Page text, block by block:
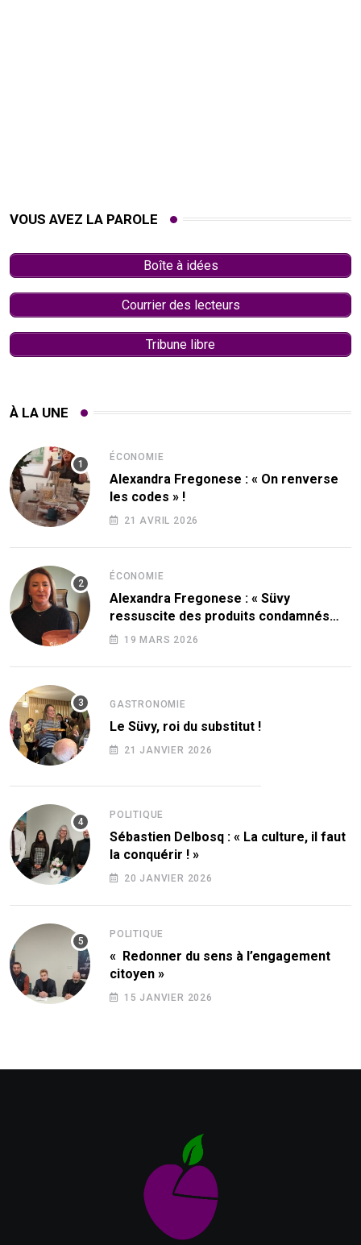
VOUS AVEZ LA PAROLE
Boîte à idées
Courrier des lecteurs
Tribune libre
À LA UNE
ÉCONOMIE
Alexandra Fregonese : « On renverse
les codes » !
21 AVRIL 2026
ÉCONOMIE
Alexandra Fregonese : « Süvy
ressuscite des produits condamnés
par le sucre ! »
19 MARS 2026
GASTRONOMIE
Le Süvy, roi du substitut !
21 JANVIER 2026
POLITIQUE
Sébastien Delbosq : « La culture, il faut
la conquérir ! »
20 JANVIER 2026
POLITIQUE
« Redonner du sens à l’engagement
citoyen »
15 JANVIER 2026